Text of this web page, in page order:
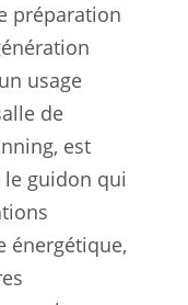
préparation
usage
de
est
le guidon qui
énergétique,